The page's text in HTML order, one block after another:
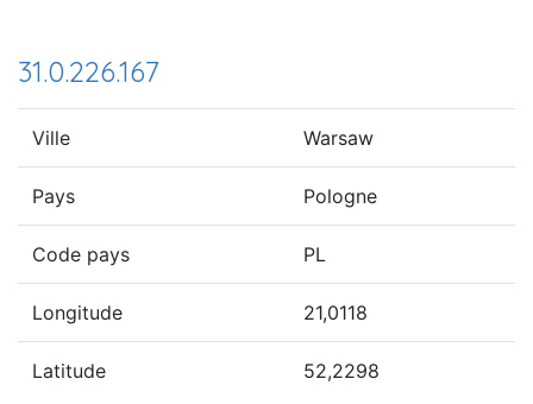
31.0.226.167
Ville Warsaw
Pays Pologne
Code pays PL
Longitude 21,0118
Latitude 52,2298